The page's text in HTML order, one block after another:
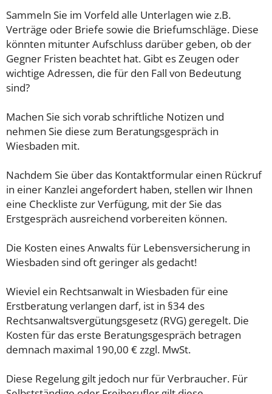
Sammeln Sie im Vorfeld alle Unterlagen wie z.B.
Verträge oder Briefe sowie die Briefumschläge. Diese
könnten mitunter Aufschluss darüber geben, ob der
Gegner Fristen beachtet hat. Gibt es Zeugen oder
wichtige Adressen, die für den Fall von Bedeutung
sind?
Machen Sie sich vorab schriftliche Notizen und
nehmen Sie diese zum Beratungsgespräch in
Wiesbaden mit.
Nachdem Sie über das Kontaktformular einen Rückruf
in einer Kanzlei angefordert haben, stellen wir Ihnen
eine Checkliste zur Verfügung, mit der Sie das
Erstgespräch ausreichend vorbereiten können.
Die Kosten eines Anwalts für Lebensversicherung in
Wiesbaden sind oft geringer als gedacht!
Wieviel ein Rechtsanwalt in Wiesbaden für eine
Erstberatung verlangen darf, ist in §34 des
Rechtsanwaltsvergütungsgesetz (RVG) geregelt. Die
Kosten für das erste Beratungsgespräch betragen
demnach maximal 190,00 € zzgl. MwSt.
Diese Regelung gilt jedoch nur für Verbraucher. Für